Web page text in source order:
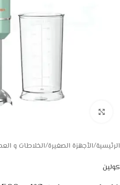
الرئيسية/الأجهزة الصغيرة/الخلاطات و
كولين